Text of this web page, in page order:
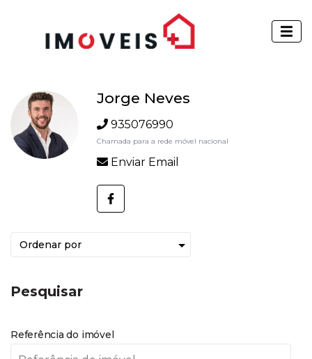
Jorge Neves
935076990
Chamada para a rede móvel nacional
Enviar Email
Pesquisar
Referência do imóvel